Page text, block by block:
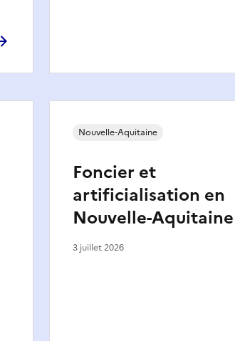
Foncier et
artificialisation en
Nouvelle-Aquitaine
Nouvelle-Aquitaine
3 juillet 2026